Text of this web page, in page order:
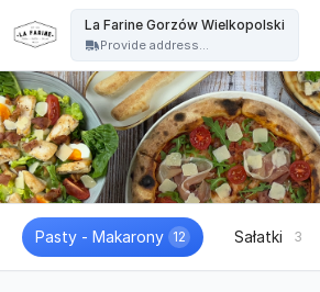
La Farine Gorzów Wielkopolski
Provide address...
Pasty - Makarony 12 Sałatki 3